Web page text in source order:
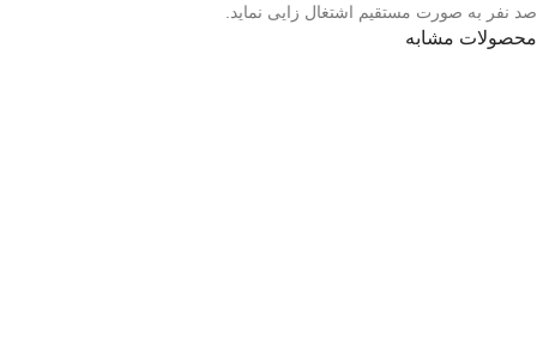
صد نفر به صورت مستقیم اشتغال زایی نماید.
محصولات مشابه